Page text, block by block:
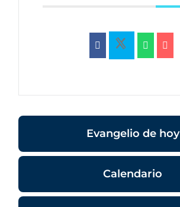
Evangelio de hoy
Calendario